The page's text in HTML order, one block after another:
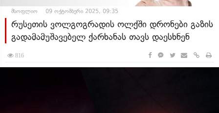
მსოფლიო 09 ოქტომბერი 2025, 09:35
რუსეთის ვოლგოგრადის ოლქში დრონები გაზის
გადამამუშავებელ ქარხანას თავს დაესხნენ
816